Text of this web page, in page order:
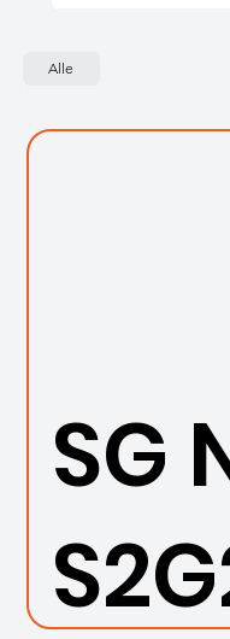
Alle
SG